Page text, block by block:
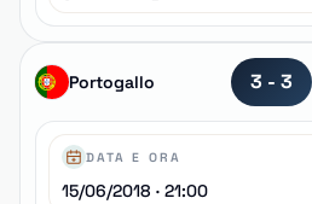
Portogallo 3 - 3
DATA E ORA
15/06/2018 · 21:00